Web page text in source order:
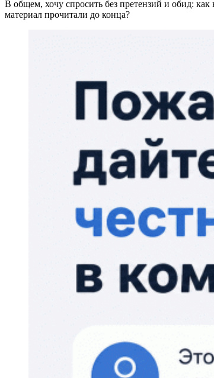
В общем, хочу спросить без претензий и обид:
материал прочитали до конца?